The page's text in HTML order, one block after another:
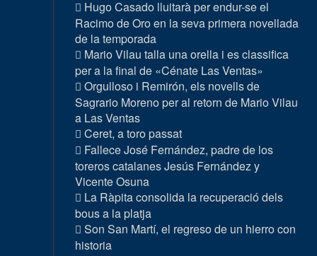
Hugo Casado lluitarà per endur-se el
Racimo de Oro en la seva primera novellada
de la temporada
Mario Vilau talla una orella i es classifica
per a la final de «Cénate Las Ventas»
Orgulloso i Remirón, els novells de
Sagrario Moreno per al retorn de Mario Vilau
a Las Ventas
Ceret, a toro passat
Fallece José Fernández, padre de los
toreros catalanes Jesús Fernández y
Vicente Osuna
La Ràpita consolida la recuperació dels
bous a la platja
Son San Martí, el regreso de un hierro con
historia